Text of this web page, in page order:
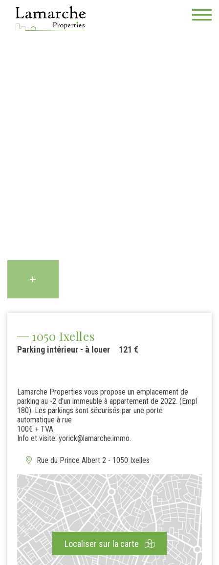
1050 Ixelles
121 €
Parking intérieur - à louer
Lamarche Properties vous propose un emplacement de
parking au -2 d'un immeuble à appartement de 2022. (Empl
180). Les parkings sont sécurisés par une porte
automatique à rue
100€ + TVA
Info et visite: yorick@lamarche.immo.
Rue du Prince Albert 2 - 1050 Ixelles
Localiser sur la carte